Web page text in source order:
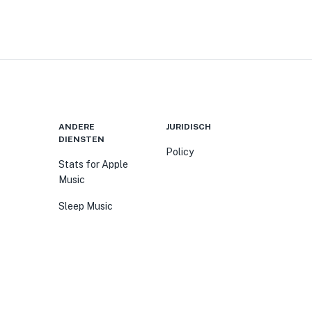
ANDERE
DIENSTEN
Stats for Apple
Music
Sleep Music
JURIDISCH
Policy